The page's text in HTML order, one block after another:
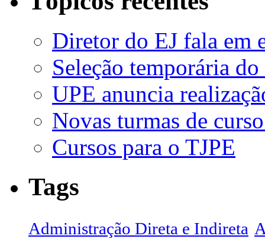
Diretor do EJ fala em
Seleção temporária
UPE anuncia
Novas turmas de
Cursos para o TJPE
Tags
Administração Direta e Indireta